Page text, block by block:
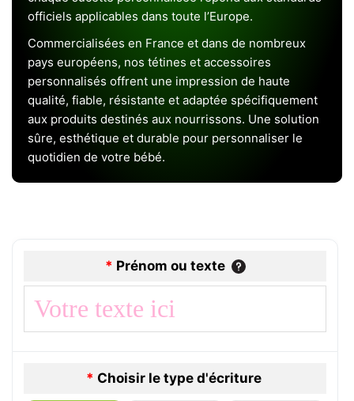
officiels applicables dans toute l’Europe.
Commercialisées en France et dans de nombreux
pays européens, nos tétines et accessoires
personnalisés offrent une impression de haute
qualité, fiable, résistante et adaptée spécifiquement
aux produits destinés aux nourrissons. Une solution
sûre, esthétique et durable pour personnaliser le
quotidien de votre bébé.
* Prénom ou texte
* Choisir le type d'écriture